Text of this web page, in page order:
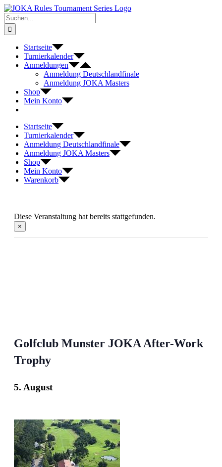
Zum
Inhalt
springen
Suche
nach:
Startseite
Turnierkalender
Anmeldungen
Anmeldung Deutschlandfinale
Anmeldung JOKA Masters
Shop
Mein Konto
Startseite
Turnierkalender
Anmeldung Deutschlandfinale
Anmeldung JOKA Masters
Shop
Mein Konto
Warenkorb
Diese Veranstaltung hat bereits stattgefunden.
×
Golfclub Munster JOKA After-Work
Trophy
5. August